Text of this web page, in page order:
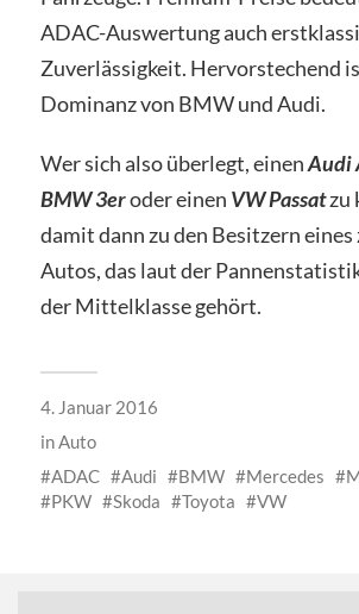
ADAC-Auswertung auch
Zuverlässigkeit. Hervorstechend
Dominanz von BMW und Audi.
Wer sich also überlegt, einenAudi
BMW 3eroder einen VW Passat zu
damit dann zu den Besitzern
Autos, das laut der
der Mittelklasse gehört.
4. Januar 2016
inAuto
ADAC
Audi BMW Mercedes
PKW
Skoda Toyota VW